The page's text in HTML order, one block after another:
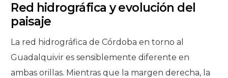
Red hidrográfica y evolución del
paisaje
La red hidrográfica de Córdoba en torno al
Guadalquivir es sensiblemente diferente en
ambas orillas. Mientras que la margen derecha, la